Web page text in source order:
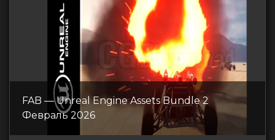
FAB — Unreal Engine Assets Bundle 2
Февраль 2026